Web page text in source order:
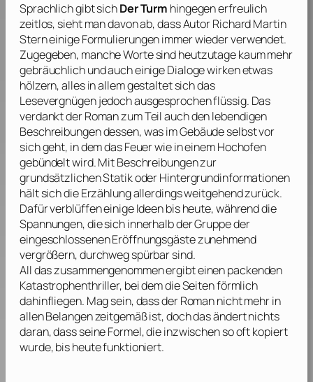
Sprachlich gibt sichDer Turm hingegen erfreulich
zeitlos, sieht man davon ab, dass AutorRichard Martin
Sterneinige Formulierungen immer wieder verwendet.
Zugegeben, manche Worte sind heutzutage kaum mehr
gebräuchlich und auch einige Dialoge wirken etwas
hölzern, alles in allem gestaltet sich das
Lesevergnügen jedoch ausgesprochen flüssig. Das
verdankt der Roman zum Teil auch den lebendigen
Beschreibungen dessen, was im Gebäude selbst vor
sich geht, in dem das Feuer wie in einem Hochofen
gebündelt wird. Mit Beschreibungen zur
grundsätzlichen Statik oder Hintergrundinformationen
hält sich die Erzählung allerdings weitgehend zurück.
Dafür verblüffen einige Ideen bis heute, während die
Spannungen, die sich innerhalb der Gruppe der
eingeschlossenen Eröffnungsgäste zunehmend
vergrößern, durchweg spürbar sind.
All das zusammengenommen ergibt einen packenden
Katastrophenthriller, bei dem die Seiten förmlich
dahinfliegen. Mag sein, dass der Roman nicht mehr in
allen Belangen zeitgemäß ist, doch das ändert nichts
daran, dass seine Formel, die inzwischen so oft kopiert
wurde, bis heute funktioniert.